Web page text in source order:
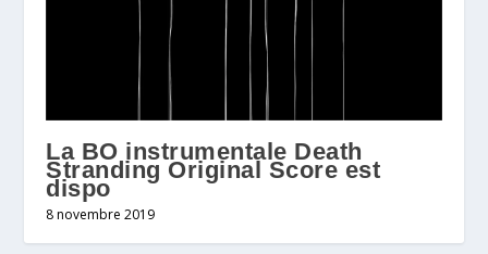
La BO instrumentale Death
Stranding Original Score est
dispo
8 novembre 2019